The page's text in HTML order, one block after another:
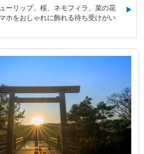
ーリップ、桜、ネモフィラ、菜の花
ホをおしゃれに飾れる待ち受けがい